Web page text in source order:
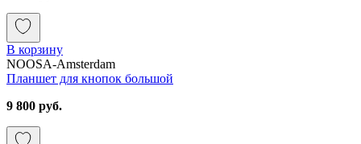
В корзину
NOOSA-Amsterdam
Планшет для кнопок большой
9 800 руб.